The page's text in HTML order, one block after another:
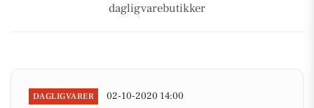
dagligvarebutikker
DAGLIGVARER 02-10-2020 14:00